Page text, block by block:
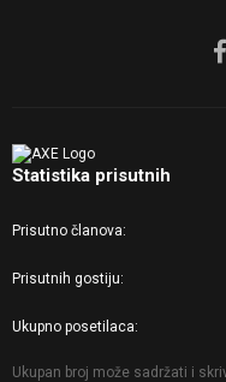
Statistika prisutnih
Prisutno članova
Prisutnih gostiju
Ukupno posetilaca
Ukupan broj može sadržati i